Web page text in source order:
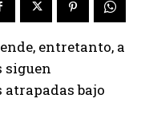
entretanto, a
siguen
bajo